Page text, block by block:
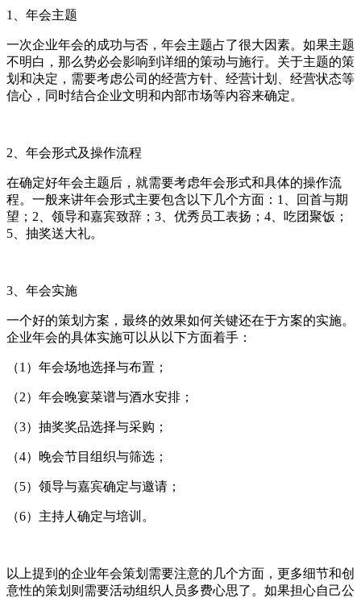
1、年会主题
一次企业年会的成功与否，年会主题占了很大因素。如果主题
不明白，那么势必会影响到详细的策动与施行。关于主题的策
划和决定，需要考虑公司的经营方针、经营计划、经营状态等
信心，同时结合企业文明和内部市场等内容来确定。
2、年会形式及操作流程
在确定好年会主题后，就需要考虑年会形式和具体的操作流
程。一般来讲年会形式主要包含以下几个方面：1、回首与期
望；2、领导和嘉宾致辞；3、优秀员工表扬；4、吃团聚饭；
5、抽奖送大礼。
3、年会实施
一个好的策划方案，最终的效果如何关键还在于方案的实施。
企业年会的具体实施可以从以下方面着手：
（1）年会场地选择与布置；
（2）年会晚宴菜谱与酒水安排；
（3）抽奖奖品选择与采购；
（4）晚会节目组织与筛选；
（5）领导与嘉宾确定与邀请；
（6）主持人确定与培训。
以上提到的企业年会策划需要注意的几个方面，更多细节和创
意性的策划则需要活动组织人员多费心思了。如果担心自己公